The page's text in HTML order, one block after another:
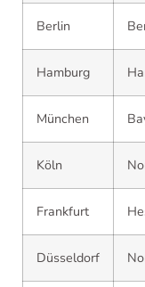
Berlin
Hamburg
München
Köln
Frankfurt
Düsseldorf